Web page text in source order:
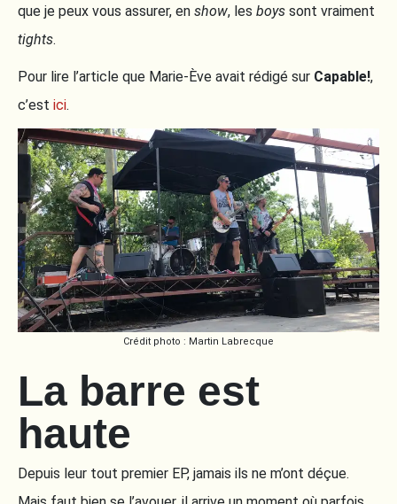
que je peux vous assurer, en show, les boys sont vraiment
tights.
Pour lire l’article que Marie-Ève avait rédigé sur Capable!,
c’est ici.
Crédit photo : Martin Labrecque
La barre est
haute
Depuis leur tout premier EP, jamais ils ne m’ont déçue.